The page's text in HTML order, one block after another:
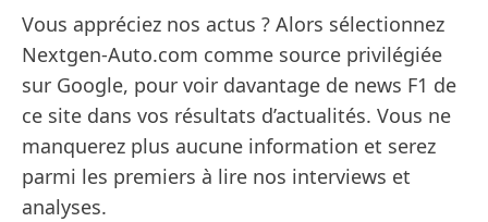
Vous appréciez nos actus ? Alors sélectionnez
Nextgen-Auto.com comme source privilégiée
sur Google, pour voir davantage de news F1 de
ce site dans vos résultats d’actualités. Vous ne
manquerez plus aucune information et serez
parmi les premiers à lire nos interviews et
analyses.